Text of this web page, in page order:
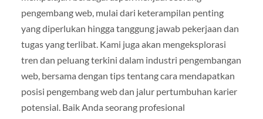
pengembang web, mulai dari keterampilan penting
yang diperlukan hingga tanggung jawab pekerjaan dan
tugas yang terlibat. Kami juga akan mengeksplorasi
tren dan peluang terkini dalam industri pengembangan
web, bersama dengan tips tentang cara mendapatkan
posisi pengembang web dan jalur pertumbuhan karier
potensial. Baik Anda seorang profesional